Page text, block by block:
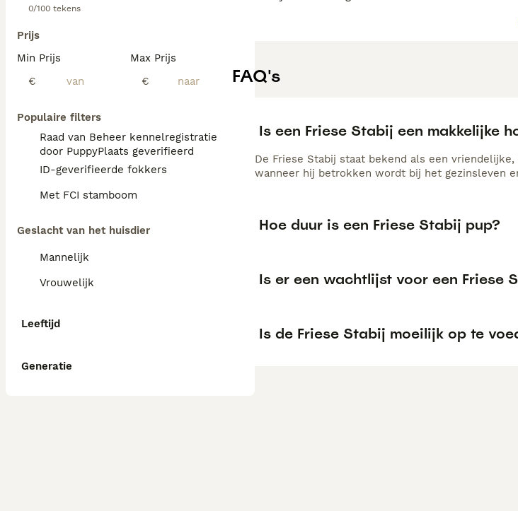
0/100 tekens
Prijs
Min Prijs
€
Max Prijs
€
Populaire filters
Raad van Beheer kennelregistratie
door PuppyPlaats geverifieerd
ID-geverifieerde fokkers
Met FCI stamboom
Geslacht van het huisdier
Mannelijk
Vrouwelijk
Leeftijd
Generatie
FAQ's
Is een Friese Stabij een makkelijke
De Friese Stabij staat bekend als een
wanneer hij betrokken wordt bij het gezinsleven
Hoe duur is een Friese Stabij pup?
Is er een wachtlijst voor een Friese
Is de Friese Stabij moeilijk op te